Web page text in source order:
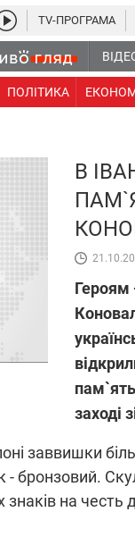
ПОЛІТИКА
TV-ПРОГРАМА
В
Героям
заході
заввишки
- бронзовий.
на честь
СВІТЛА В